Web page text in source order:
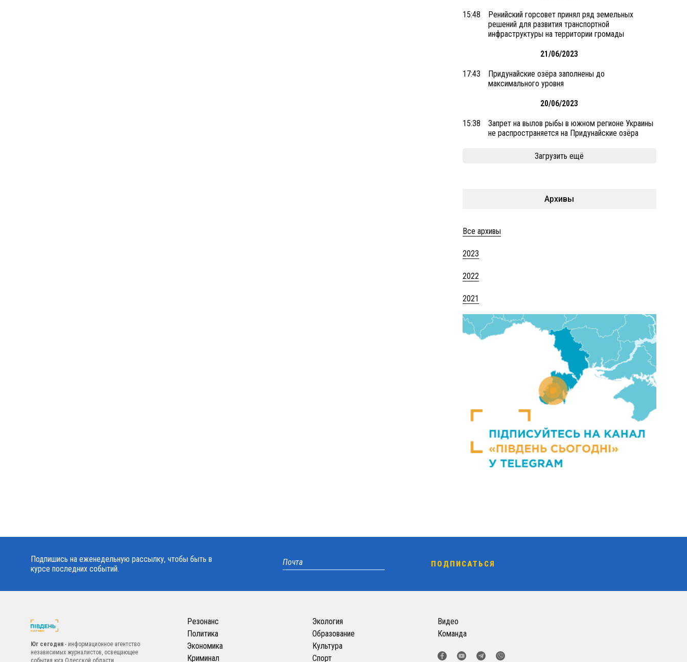
15:48
Ренийский горсовет принял ряд земельных
решений для развития транспортной
инфраструктуры на территории громады
21/06/2023
17:43
Придунайские озёра заполнены до
максимального уровня
20/06/2023
15:38
Запрет на вылов рыбы в южном регионе Украины
не распространяется на Придунайские озёра
Загрузить ещё
Архивы
Все архивы
2023
2022
2021
Подпишись на еженедельную рассылку, чтобы быть в
курсе последних событий.
Юг сегодня - информационное агентство
независимых журналистов, освещающее
события юга Одесской области.
Резонанс
Политика
Экономика
Криминал
Экология
Образование
Культура
Спорт
Видео
Команда